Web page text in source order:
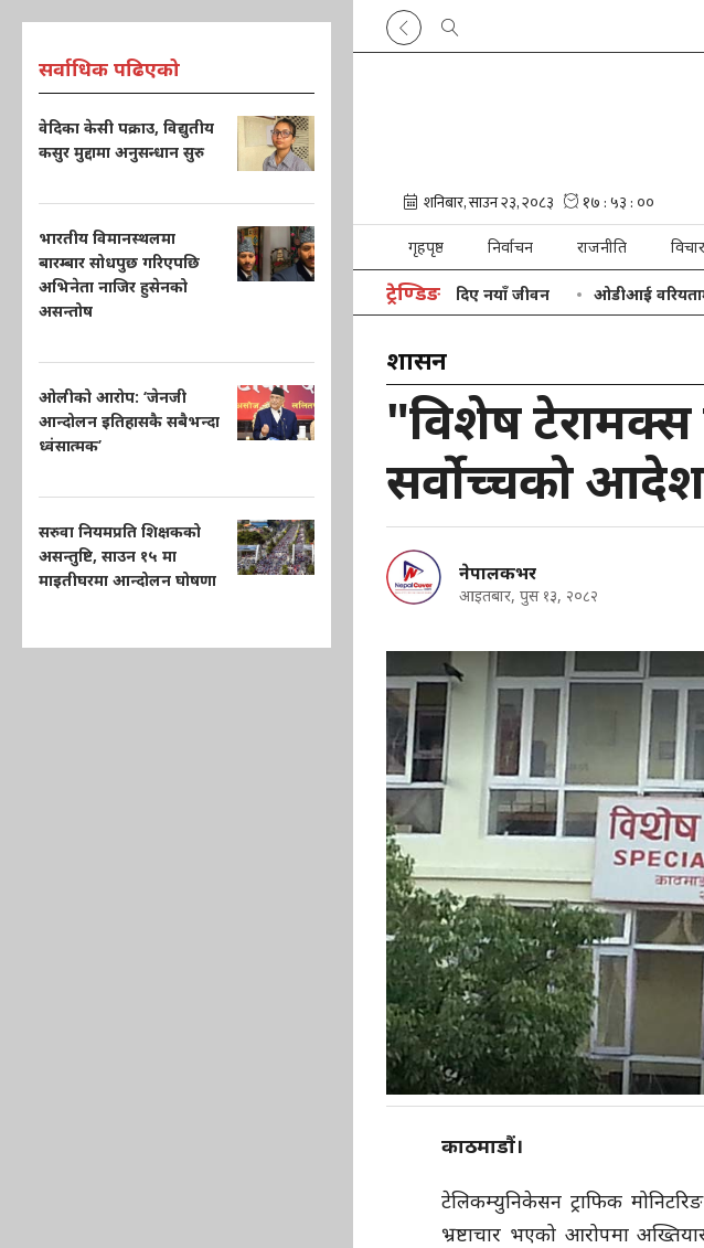
सर्वाधिक पढिएको
वेदिका केसी पक्राउ, विद्युतीय
कसुर मुद्दामा अनुसन्धान सुरु
भारतीय विमानस्थलमा
बारम्बार सोधपुछ गरिएपछि
अभिनेता नाजिर हुसेनको
असन्तोष
ओलीको आरोप: ‘जेनजी
आन्दोलन इतिहासकै सबैभन्दा
ध्वंसात्मक’
सरुवा नियमप्रति शिक्षकको
असन्तुष्टि, साउन १५ मा
माइतीघरमा आन्दोलन घोषणा
गृहपृष्ठ निर्वाचन राजनीति विचार
ट्रेण्डिङ
भारतका चिकित्सकले पाकिस्तानकी किशोरीलाई दिए नयाँ जीवन ओडीआई वरियतामा
प्रशासन
"विशेष टेरामक्स
सर्वोच्चको
नेपालकभर
आइतबार, पुस १३, २०८२
काठमाडौं।
टेलिकम्युनिकेसन ट्राफिक
भ्रष्टाचार भएको आरोपमा